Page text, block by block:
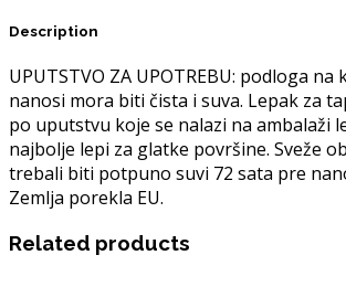
Description
UPUTSTVO ZA UPOTREBU: podloga na
nanosi mora biti čista i suva. Lepak za
po uputstvu koje se nalazi na ambalaži
najbolje lepi za glatke površine. Sveže
trebali biti potpuno suvi 72 sata pre
Zemlja porekla EU.
Related products